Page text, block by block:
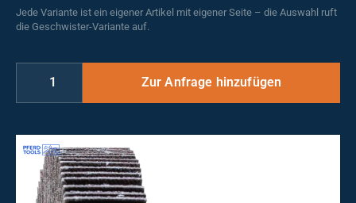
Jede Variante ist ein eigener Artikel mit eigener Seite – die Auswahl ruft
die Geschwister-Variante auf.